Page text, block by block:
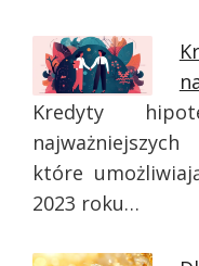
Kredyty
które
2023 roku…